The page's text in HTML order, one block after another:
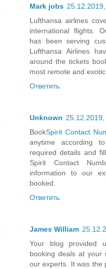
Mark jobs
Lufthansa airlines
international flights.
has been serving
Lufthansa Airlines
around the tickets
most remote and
Ответить
Unknown 25.12.2019,
BookSpirit Contact
anytime according
required details and
Spirit Contact
information to our
booked.
Ответить
James William
Your blog provided
booking deals at your
our experts. It was the